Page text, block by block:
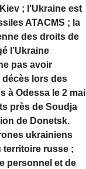
; l’Ukraine est
ATACMS ; la
des droits de
l’Ukraine
pas avoir
décès lors des
à Odessa le 2 mai
près de Soudja
de Donetsk.
ukrainiens
territoire russe ;
personnel et de